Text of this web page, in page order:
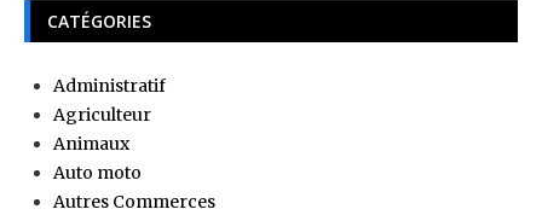
CATÉGORIES
Administratif
Agriculteur
Animaux
Auto moto
Autres Commerces